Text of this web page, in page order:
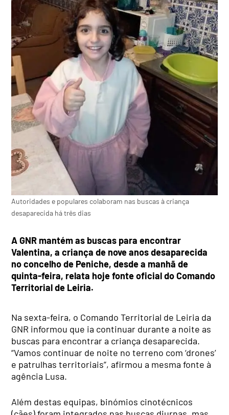
Autoridades e populares colaboram nas buscas à criança
desaparecida há três dias
A GNR mantém as buscas para encontrar
Valentina, a criança de nove anos desaparecida
no concelho de Peniche, desde a manhã de
quinta-feira, relata hoje fonte oficial do Comando
Territorial de Leiria.
Na sexta-feira, o Comando Territorial de Leiria da
GNR informou que ia continuar durante a noite as
buscas para encontrar a criança desaparecida.
“Vamos continuar de noite no terreno com ‘drones’
e patrulhas territoriais”, afirmou a mesma fonte à
agência Lusa.
Além destas equipas, binómios cinotécnicos